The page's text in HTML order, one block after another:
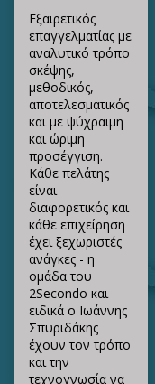
Εξαιρετικός
επαγγελματίας με
αναλυτικό τρόπο
σκέψης,
μεθοδικός,
αποτελεσματικός
και με ψύχραιμη
και ώριμη
προσέγγιση.
Κάθε πελάτης
είναι
διαφορετικός και
κάθε επιχείρηση
έχει ξεχωριστές
ανάγκες - η
ομάδα του
2Secondo και
ειδικά ο Ιωάννης
Σπυριδάκης
έχουν τον τρόπο
και την
τεχνογνωσία να